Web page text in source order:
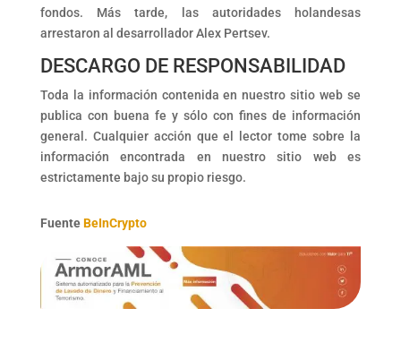
fondos. Más tarde, las autoridades holandesas
arrestaron al desarrollador Alex Pertsev.
DESCARGO DE RESPONSABILIDAD
Toda la información contenida en nuestro sitio web se
publica con buena fe y sólo con fines de información
general. Cualquier acción que el lector tome sobre la
información encontrada en nuestro sitio web es
estrictamente bajo su propio riesgo.
FuenteBeInCrypto